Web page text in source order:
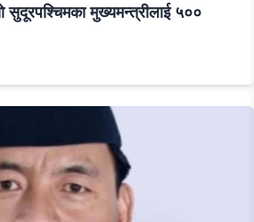
सुदूरपश्चिमका मुख्यमन्त्रीलाई ५००